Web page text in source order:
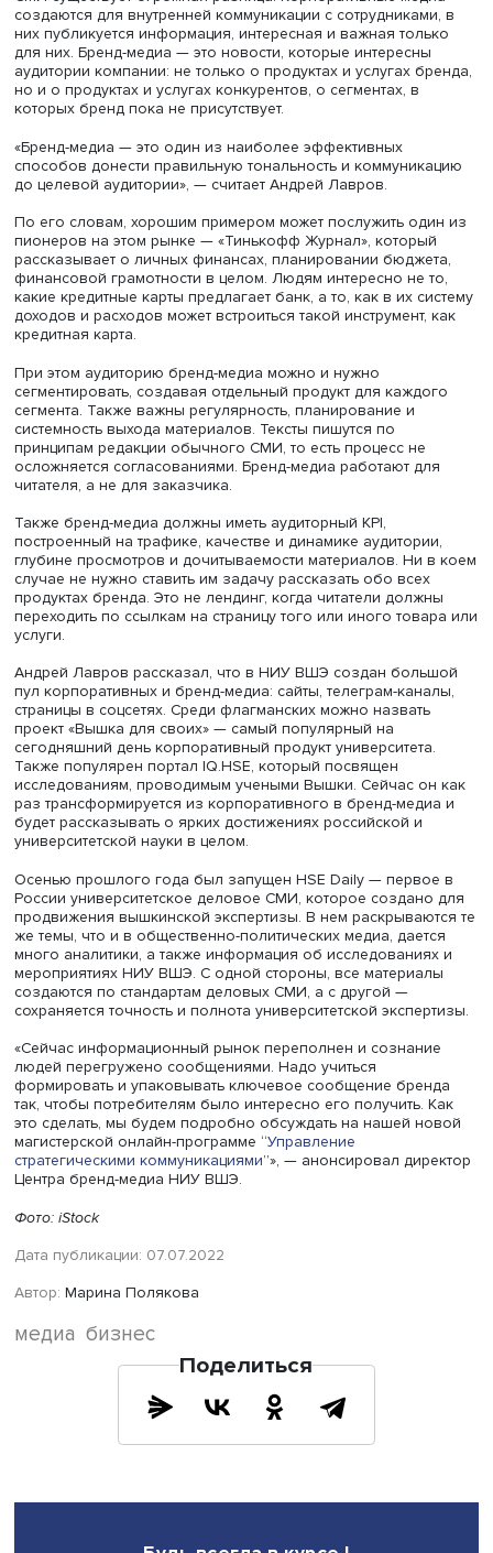
«Бренд-медиа — это не продукт, создаваемый
редакцией, а витрина, зеркало и голос того или иного
При этом очень важно — к сожалению, многие про это
забывают — сохранять те же стандарты и принципы,
производитель спортивной обуви может учредить
медиа для того, чтобы рассказывать бегунам о
технологических новинках, спортивных новостях,
и так далее», — пояснил Андрей Лавров.
Он подчеркнул, что между бренд-медиа и
СМИ существует огромная разница. Корпоративные
создаются для внутренней коммуникации с
них публикуется информация, интересная и важная
для них. Бренд-медиа — это новости, которые
аудитории компании: не только о продуктах и услугах
но и о продуктах и услугах конкурентов, о сегментах, в
которых бренд пока не присутствует.
«Бренд-медиа — это один из наиболее эффективных
способов донести правильную тональность и
до целевой аудитории», — считает Андрей Лавров.
По его словам, хорошим примером может послужить
пионеров на этом рынке — «Тинькофф Журнал»,
рассказывает о личных финансах, планировании
финансовой грамотности в целом. Людям интересно не
какие кредитные карты предлагает банк, а то, как в их
доходов и расходов может встроиться такой
кредитная карта.
При этом аудиторию бренд-медиа можно и нужно
сегментировать, создавая отдельный продукт для
сегмента. Также важны регулярность, планирование и
системность выхода материалов. Тексты пишутся по
принципам редакции обычного СМИ, то есть процесс не
осложняется согласованиями. Бренд-медиа работают
читателя, а не для заказчика.
Также бренд-медиа должны иметь аудиторный KPI,
построенный на трафике, качестве и динамике
глубине просмотров и дочитываемости материалов. Ни
случае не нужно ставить им задачу рассказать обо
продуктах бренда. Это не лендинг, когда читатели
переходить по ссылкам на страницу того или иного
услуги.
Андрей Лавров рассказал, что в НИУ ВШЭ создан
пул корпоративных и бренд-медиа: сайты, телеграм-
страницы в соцсетях. Среди флагманских можно
проект «Вышка для своих» — самый популярный на
сегодняшний день корпоративный продукт
Также популярен портал IQ.HSE, который посвящен
исследованиям, проводимым учеными Вышки. Сейчас
раз трансформируется из корпоративного в бренд-
будет рассказывать о ярких достижениях российской и
университетской науки в целом.
Осенью прошлого года был запущен HSE Daily —
продвижения вышкинской экспертизы. В нем
же темы, что и в общественно-политических медиа,
много аналитики, а также информация об
мероприятиях НИУ ВШЭ. С одной стороны, все
создаются по стандартам деловых СМИ, а с другой —
сохраняется точность и полнота университетской